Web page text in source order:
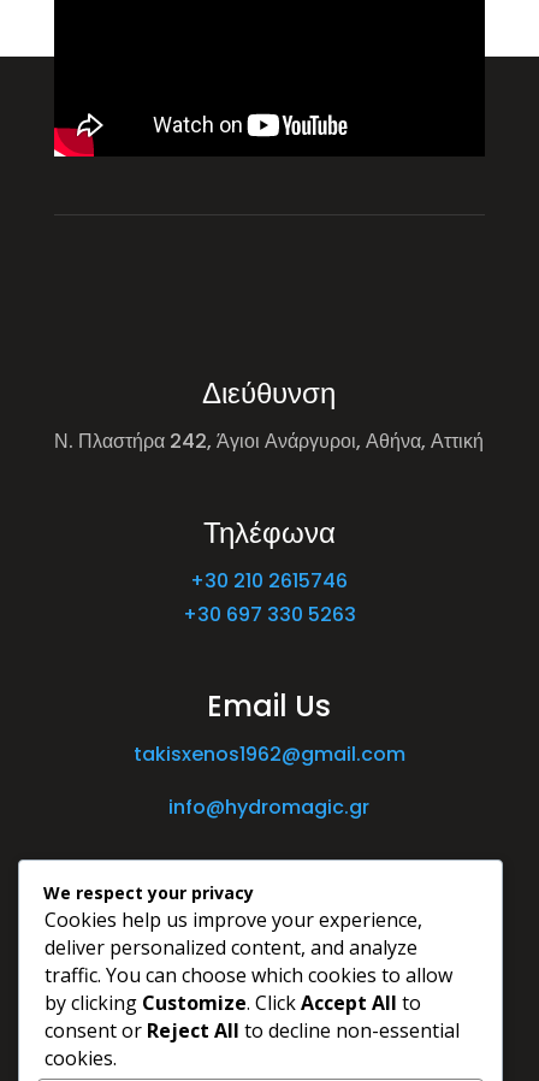
Διεύθυνση
Ν. Πλαστήρα 242, Άγιοι Ανάργυροι, Αθήνα, Αττική
Τηλέφωνα
+30 210 2615746
+30 697 330 5263
Email Us
takisxenos1962@gmail.com
info@hydromagic.gr
We respect your privacy
Cookies help us improve your experience,
deliver personalized content, and analyze
traffic. You can choose which cookies to allow
by clicking Customize. ClickAccept All to
consent or Reject All to decline non-essential
cookies.